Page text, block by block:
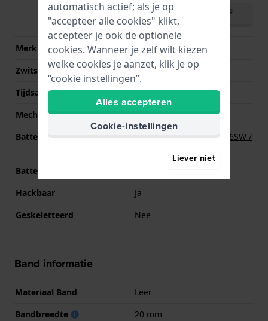
Download handleiding
Merk uurwerk
Miyota
Zwitsers uurwerk
Nee
Tijdsaanduiding
Analoog
Mechanisme
Quartz
Batterij
Renata R377 377 / SR626SW /
Batterijduur
Hackbaar
Ja
Geskeletteerd
Nee
Band informatie
Materiaal Band
Leer
Bandbreedte
20 mm
automatisch actief; als je op
"accepteer alle cookies" klikt,
accepteer je ook de optionele
cookies. Wanneer je zelf wilt kiezen
welke cookies je aanzet, klik je op
“cookie instellingen”.
Alles accepteren
Cookie-instellingen
Liever niet